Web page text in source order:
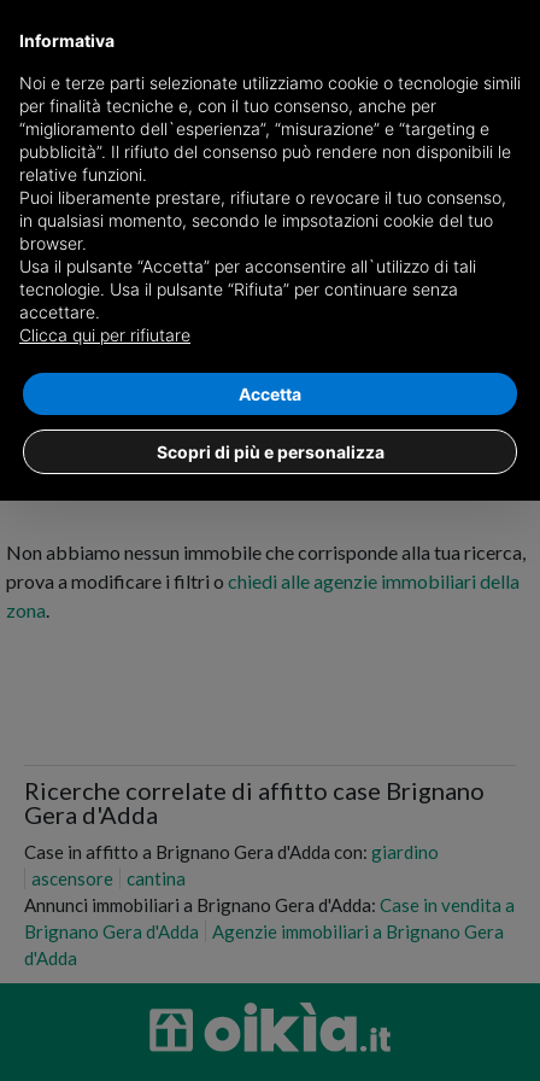
Ricevi copia del giornale via mail
Scegli giornale
Nessun risultato per
affitto a Brignano Gera d'Adda
Non abbiamo nessun immobile che corrisponde alla tua ricerca,
prova a modificare i filtri o chiedi alle agenzie immobiliari della
zona.
Ricerche correlate di affitto case Brignano
Gera d'Adda
Case in affitto a Brignano Gera d'Adda con: giardino
ascensore
cantina
Annunci immobiliari a Brignano Gera d'Adda: Case in vendita a
Brignano Gera d'Adda
Agenzie immobiliari a Brignano Gera
d'Adda
Informativa
Noi e terze parti selezionate utilizziamo cookie o tecnologie simili
per finalità tecniche e, con il tuo consenso, anche per
“miglioramento dell`esperienza”, “misurazione” e “targeting e
pubblicità”. Il rifiuto del consenso può rendere non disponibili le
relative funzioni.
Puoi liberamente prestare, rifiutare o revocare il tuo consenso,
in qualsiasi momento, secondo le impsotazioni cookie del tuo
browser.
Usa il pulsante “Accetta” per acconsentire all`utilizzo di tali
tecnologie. Usa il pulsante “Rifiuta” per continuare senza
accettare.
Clicca qui per rifiutare
Scopri di più e personalizza
Accetta